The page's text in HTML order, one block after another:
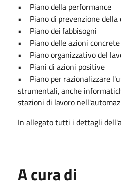
• Piano della performance
• Piano di prevenzione della
• Piano dei fabbisogni
• Piano delle azioni concrete
• Piano organizzativo del
• Piani di azioni positive
• Piano per razionalizzare
strumentali, anche
stazioni di lavoro
In allegato tutti i dettagli
A cura di